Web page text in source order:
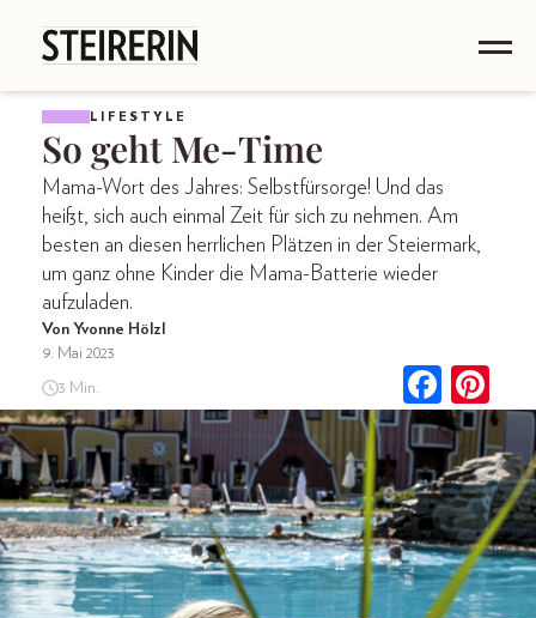
LIFESTYLE
So geht Me-Time
Mama-Wort des Jahres: Selbstfürsorge! Und das
heißt, sich auch einmal Zeit für sich zu nehmen. Am
besten an diesen herrlichen Plätzen in der Steiermark,
um ganz ohne Kinder die Mama-Batterie wieder
aufzuladen.
Von Yvonne Hölzl
9. Mai 2023
3 Min.